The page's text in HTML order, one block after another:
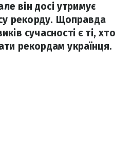
він досі утримує
рекорду. Щоправда
сучасності є ті, хто
рекордам українця.